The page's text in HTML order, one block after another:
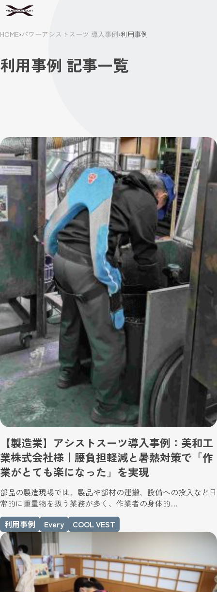
HOME›パワーアシストスーツ 導入事例›利用事例
利用事例 記事一覧
【製造業】アシストスーツ導入事例：美和工
業株式会社様｜腰負担軽減と暑熱対策で「作
業がとても楽になった」を実現
部品の製造現場では、製品や部材の運搬、設備への投入など日
常的に重量物を扱う業務が多く、作業者の身体的…
利用事例 Every COOL VEST